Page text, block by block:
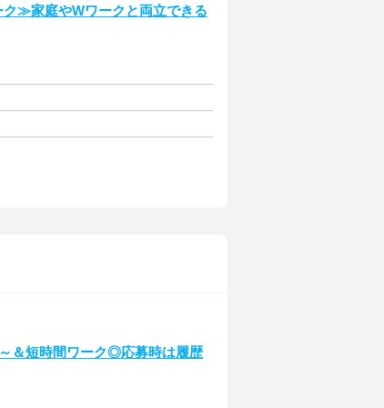
≫家庭やWワークと両立できる
＆短時間ワーク◎応募時は履歴